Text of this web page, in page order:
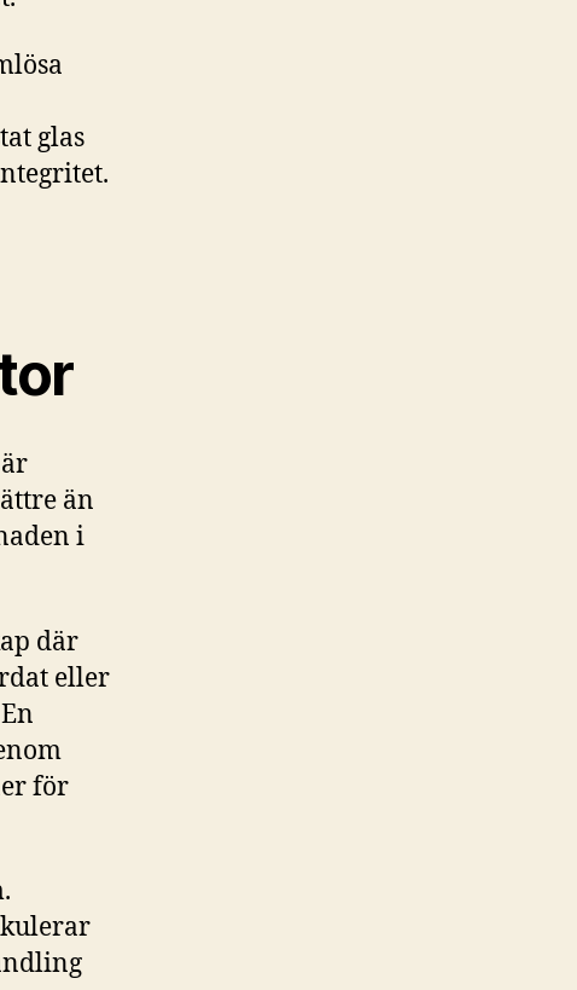
glas
än
i
där
eller
för